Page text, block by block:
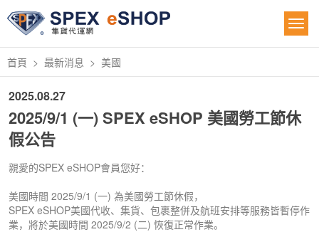
首頁 最新消息 美國
2025.08.27
2025/9/1 (一) SPEX eSHOP 美國勞工節休
假公告
親愛的SPEX eSHOP會員您好：
美國時間 2025/9/1 (一) 為美國勞工節休假，
SPEX eSHOP美國代收、集貨、包裹整併及航班安排等服務皆暫停作
業，將於美國時間 2025/9/2 (二) 恢復正常作業。